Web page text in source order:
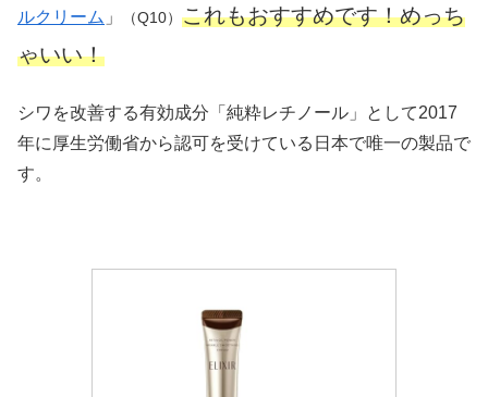
ルクリーム 」 （Q10） これもおすすめです！めっち
ゃいい！
シワを改善する有効成分「純粋レチノール」として2017
年に厚生労働省から認可を受けている日本で唯一の製品で
す。